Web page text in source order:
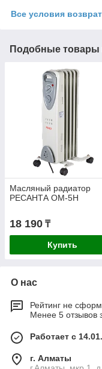
Все условия
Подобные товары
Масляный радиатор
РЕСАНТА ОМ-5Н
18 190 ₸
Купить
О нас
Рейтинг не
Менее 5 отзывов
Работает с
г. Алматы